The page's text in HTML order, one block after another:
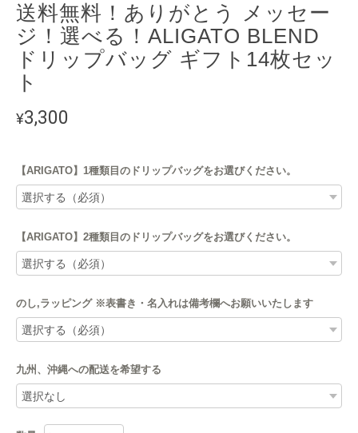
送料無料！ありがとう メッセー
ジ！選べる！ALIGATO BLEND
ドリップバッグ ギフト14枚セッ
ト
¥3,300
【ARIGATO】1種類目のドリップバッグをお選びください。
【ARIGATO】2種類目のドリップバッグをお選びください。
のし,ラッピング ※表書き・名入れは備考欄へお願いいたします
九州、沖縄への配送を希望する